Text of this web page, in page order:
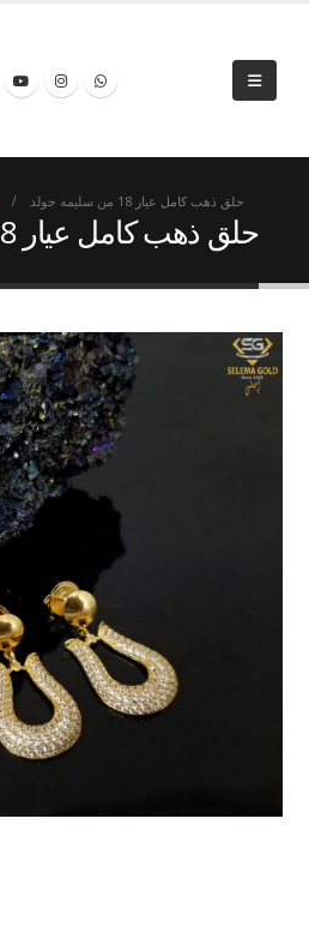
حلق ذهب كامل عيار 18 من سليمه جولد
حلق ذهب كامل عيار 18 من سليمه جولد